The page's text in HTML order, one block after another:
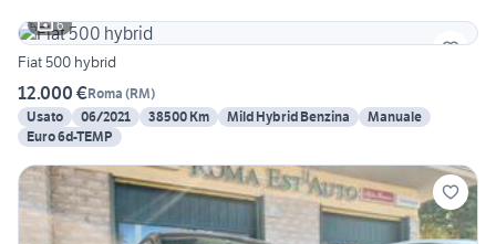
6
Fiat 500 hybrid
12.000 €Roma (RM)
Usato
06/2021 38500 Km Mild Hybrid Benzina
Manuale
Euro 6d-TEMP